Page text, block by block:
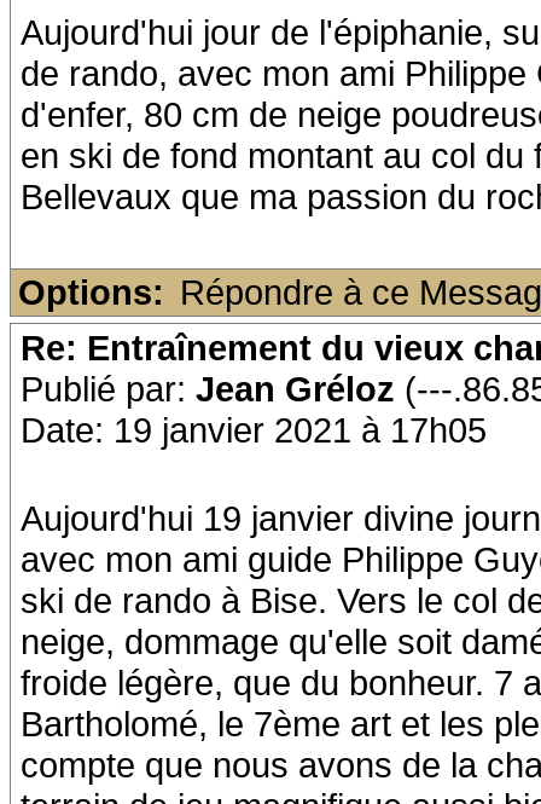
Aujourd'hui jour de l'épiphanie,
de rando, avec mon ami
d'enfer, 80 cm de neige
en ski de fond montant au col
Bellevaux que ma passion du
Options: Répondre à ce
Re: Entraînement du vieux
Publié par: Jean Gréloz (---
Date: 19 janvier 2021 à 17h05
Aujourd'hui 19 janvier divine
avec mon ami guide Philippe
ski de rando à Bise. Vers le col
neige, dommage qu'elle soit
froide légère, que du bonheur. 7
Bartholomé, le 7ème art et les
compte que nous avons de la